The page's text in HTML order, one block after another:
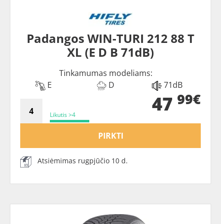
Padangos WIN-TURI 212 88 T
XL (E D B 71dB)
Tinkamumas modeliams:
E
D 71dB
Likutis >4 47 99€
PIRKTI
Atsiėmimas rugpjūčio 10 d.